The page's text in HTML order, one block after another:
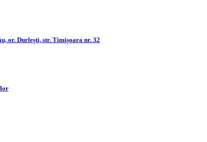
or. Durlești, str. Timișoara nr. 32